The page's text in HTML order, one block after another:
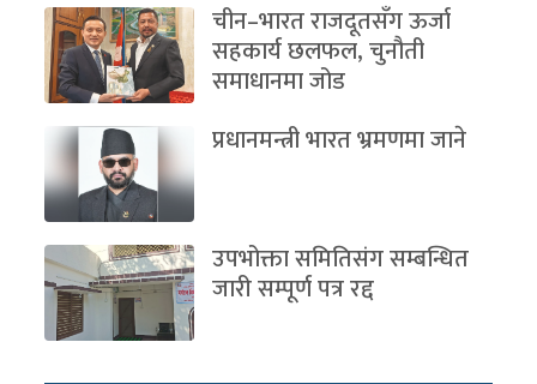
चीन–भारत राजदूतसँग ऊर्जा
सहकार्य छलफल, चुनौती
समाधानमा जोड
प्रधानमन्त्री भारत भ्रमणमा जाने
उपभोक्ता समितिसंग सम्बन्धित
जारी सम्पूर्ण पत्र रद्द